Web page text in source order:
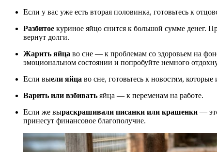
Если у вас уже есть вторая половинка, готовьтесь к
Разбитое куриное яйцо снится к большой сумме денег.
вернут долги.
Жарить яйца во сне — к проблемам со здоровьем на
эмоциональном состоянии и попробуйте немного
Если выели яйца во сне, готовьтесь к новостям,
Варить или взбивать яйца — к переменам на работе.
Если же выраскрашивали писанки или крашенки —
принесут финансовое благополучие.